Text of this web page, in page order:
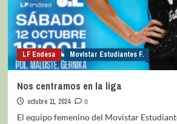
LF Endesa Movistar Estudiantes F.
Nos centramos en la liga
octubre 11, 2024
0
El equipo femenino del Movistar